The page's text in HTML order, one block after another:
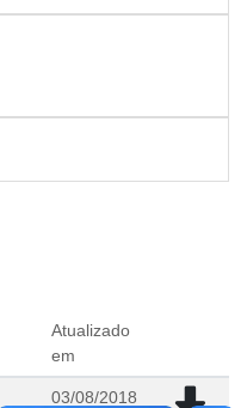
Atualizado
em
03/08/2018